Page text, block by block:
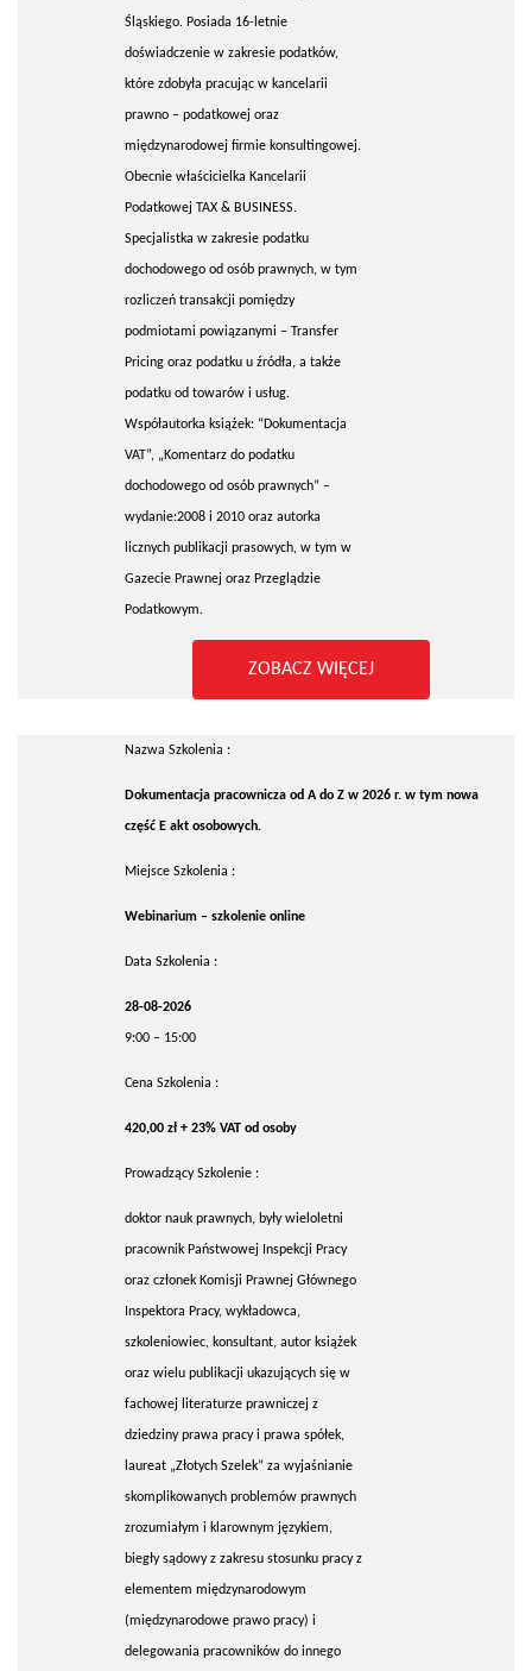
Śląskiego. Posiada 16-letnie
doświadczenie w zakresie podatków,
które zdobyła pracując w kancelarii
prawno – podatkowej oraz
międzynarodowej firmie konsultingowej.
Obecnie właścicielka Kancelarii
Podatkowej TAX & BUSINESS.
Specjalistka w zakresie podatku
dochodowego od osób prawnych, w tym
rozliczeń transakcji pomiędzy
podmiotami powiązanymi – Transfer
Pricing oraz podatku u źródła, a także
podatku od towarów i usług.
Współautorka książek: “Dokumentacja
VAT”, „Komentarz do podatku
dochodowego od osób prawnych” –
wydanie:2008 i 2010 oraz autorka
licznych publikacji prasowych, w tym w
Gazecie Prawnej oraz Przeglądzie
Podatkowym.
ZOBACZ WIĘCEJ
Nazwa Szkolenia :
Dokumentacja pracownicza od A do Z w 2026 r. w tym nowa
część E akt osobowych.
Miejsce Szkolenia :
Webinarium – szkolenie online
Data Szkolenia :
28-08-2026
9:00 – 15:00
Cena Szkolenia :
420,00 zł + 23% VAT od osoby
Prowadzący Szkolenie :
doktor nauk prawnych, były wieloletni
pracownik Państwowej Inspekcji Pracy
oraz członek Komisji Prawnej Głównego
Inspektora Pracy, wykładowca,
szkoleniowiec, konsultant, autor książek
oraz wielu publikacji ukazujących się w
fachowej literaturze prawniczej z
dziedziny prawa pracy i prawa spółek,
laureat „Złotych Szelek” za wyjaśnianie
skomplikowanych problemów prawnych
zrozumiałym i klarownym językiem,
biegły sądowy z zakresu stosunku pracy z
elementem międzynarodowym
(międzynarodowe prawo pracy) i
delegowania pracowników do innego